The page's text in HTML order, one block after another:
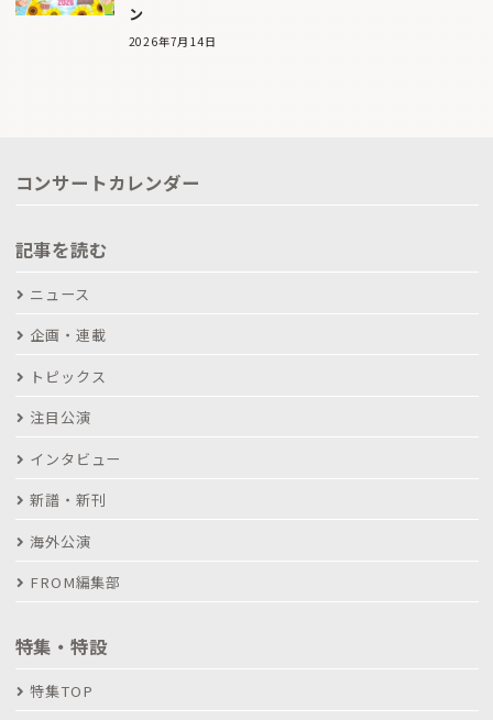
ン
2026年7月14日
コンサートカレンダー
記事を読む
ニュース
企画・連載
トピックス
注目公演
インタビュー
新譜・新刊
海外公演
FROM編集部
特集・特設
特集TOP